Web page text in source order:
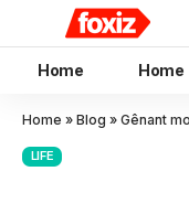
Home Home
Home » Blog » Gênant moment
LIFE